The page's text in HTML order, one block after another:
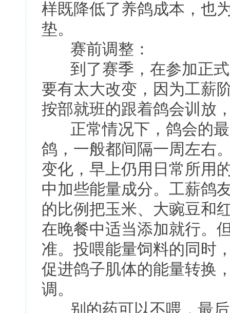
样既降低了养鸽成本，也
垫。
赛前调整：
到了赛季，在参加正式
要有太大改变，因为工薪
按部就班的跟着鸽会训放
正常情况下，鸽会的最
鸽，一般都间隔一周左右
变化，早上仍用日常所用
中加些能量成分。工薪鸽
的比例把玉米、大豌豆和
在晚餐中适当添加就行。
准。投喂能量饲料的同时
促进鸽子肌体的能量转换
调。
别的药可以不喂，最后